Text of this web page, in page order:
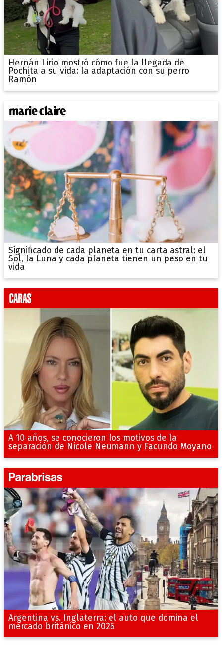
Hernán Lirio mostró cómo fue la llegada de
Pochita a su vida: la adaptación con su perro
Ramón
Significado de cada planeta en tu carta astral: el
Sol, la Luna y cada planeta tienen un peso en tu
vida
A 10 años, se conocieron los motivos de la
separación de Nicole Neumann y Facundo Moyano
Argentina vs. Inglaterra: el auto que domina el
mercado británico en 2026